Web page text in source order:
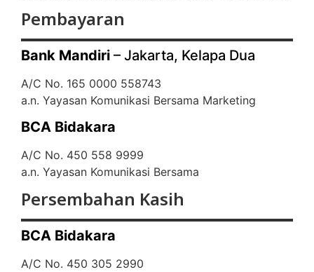
Pembayaran
Bank Mandiri – Jakarta, Kelapa Dua
A/C No. 165 0000 558743
a.n. Yayasan Komunikasi Bersama Marketing
BCA Bidakara
A/C No. 450 558 9999
a.n. Yayasan Komunikasi Bersama
Persembahan Kasih
BCA Bidakara
A/C No. 450 305 2990